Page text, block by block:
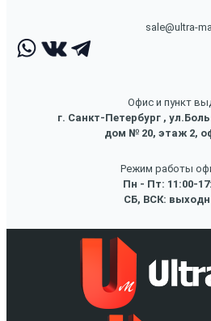
sale@ultra-
Офис и пункт
г. Санкт-Петербург ,
дом № 20, этаж 2,
Режим работы
Пн - Пт: 11:00-
СБ, ВСК: